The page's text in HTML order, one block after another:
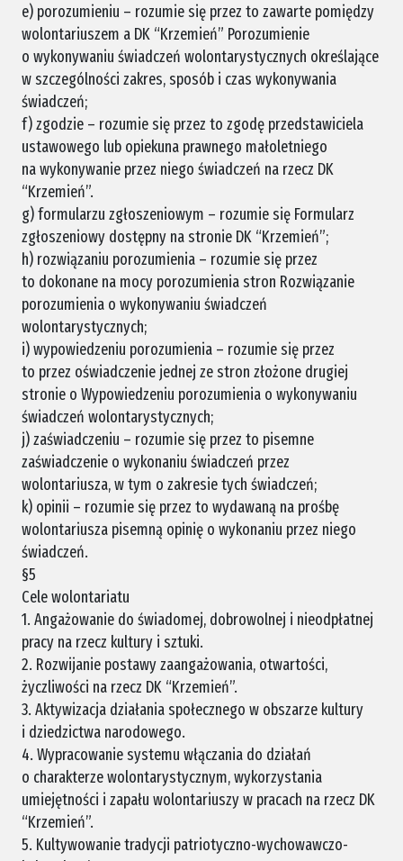
e) porozumieniu – rozumie się przez to zawarte pomiędzy
wolontariuszem a DK “Krzemień” Porozumienie
o wykonywaniu świadczeń wolontarystycznych określające
w szczególności zakres, sposób i czas wykonywania
świadczeń;
f) zgodzie – rozumie się przez to zgodę przedstawiciela
ustawowego lub opiekuna prawnego małoletniego
na wykonywanie przez niego świadczeń na rzecz DK
“Krzemień”.
g) formularzu zgłoszeniowym – rozumie się Formularz
zgłoszeniowy dostępny na stronie DK “Krzemień”;
h) rozwiązaniu porozumienia – rozumie się przez
to dokonane na mocy porozumienia stron Rozwiązanie
porozumienia o wykonywaniu świadczeń
wolontarystycznych;
i) wypowiedzeniu porozumienia – rozumie się przez
to przez oświadczenie jednej ze stron złożone drugiej
stronie o Wypowiedzeniu porozumienia o wykonywaniu
świadczeń wolontarystycznych;
j) zaświadczeniu – rozumie się przez to pisemne
zaświadczenie o wykonaniu świadczeń przez
wolontariusza, w tym o zakresie tych świadczeń;
k) opinii – rozumie się przez to wydawaną na prośbę
wolontariusza pisemną opinię o wykonaniu przez niego
świadczeń.
§5
Cele wolontariatu
1. Angażowanie do świadomej, dobrowolnej i nieodpłatnej
pracy na rzecz kultury i sztuki.
2. Rozwijanie postawy zaangażowania, otwartości,
życzliwości na rzecz DK “Krzemień”.
3. Aktywizacja działania społecznego w obszarze kultury
i dziedzictwa narodowego.
4. Wypracowanie systemu włączania do działań
o charakterze wolontarystycznym, wykorzystania
umiejętności i zapału wolontariuszy w pracach na rzecz DK
“Krzemień”.
5. Kultywowanie tradycji patriotyczno-wychowawczo-